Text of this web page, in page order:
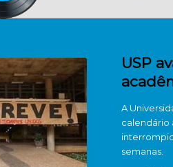
USP
A
calendário
semanas.